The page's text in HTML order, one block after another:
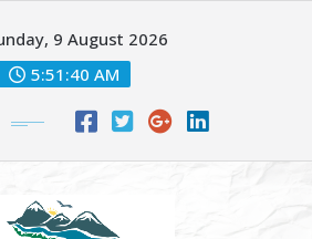
9 August 2026
5:51:42 AM